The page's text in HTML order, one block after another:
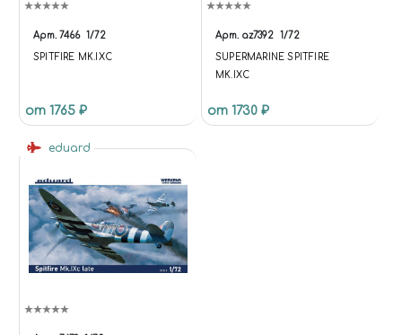
Арт. 7466 1/72
SPITFIRE MK.IXC
от 1765 ₽
Арт. az7392 1/72
SUPERMARINE SPITFIRE
MK.IXC
от 1730 ₽
eduard